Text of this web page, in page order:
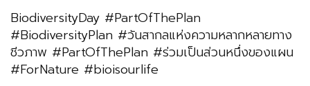
BiodiversityDay #PartOfThePlan
#BiodiversityPlan #วันสากลแห่งความหลากหลายทาง
ชีวภาพ #PartOfThePlan #ร่วมเป็นส่วนหนึ่งของแผน
#ForNature #bioisourlife